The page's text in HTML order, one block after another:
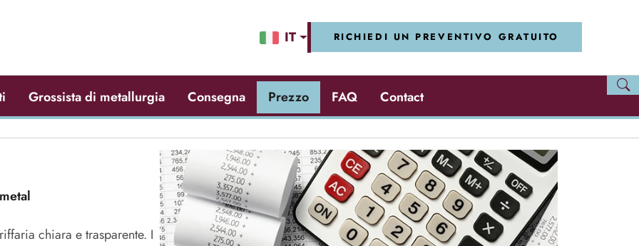
IT RICHIEDI UN PREVENTIVO GRATUITO
Grossista di metallurgia Consegna Prezzo FAQ Contact
chiara e trasparente. I